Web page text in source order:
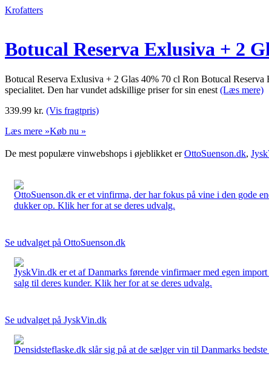
Krofatters
Botucal Reserva Exlusiva + 2
Botucal Reserva Exlusiva + 2 Glas 40% 70 cl Ron Botucal
specialitet. Den har vundet adskillige priser for sin enest (Læs mere)
339.99 kr. (Vis fragtpris)
Læs mere »Køb nu »
De mest populære vinwebshops i øjeblikket erOttoSuenson.dk,
OttoSuenson.dk er et vinfirma, der har fokus på vine i den gode
dukker op. Klik her for at se deres udvalg.
Se udvalget på OttoSuenson.dk
JyskVin.dk er et af Danmarks førende vinfirmaer med egen
salg til deres kunder. Klik her for at se deres udvalg.
Se udvalget på JyskVin.dk
Densidsteflaske.dk slår sig på at de sælger vin til Danmarks